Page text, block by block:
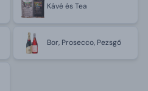
Kávé és Tea
Bor, Prosecco, Pezsgő